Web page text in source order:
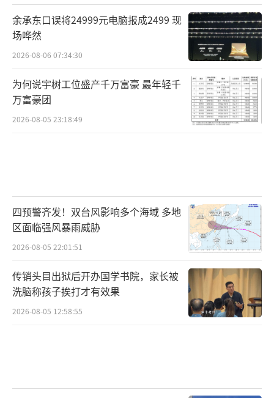
余承东口误将24999元电脑报成2499 现
场哗然
2026-08-06 07:34:30
为何说宇树工位盛产千万富豪 最年轻千
万富豪团
2026-08-05 23:18:49
四预警齐发！双台风影响多个海域 多地
区面临强风暴雨威胁
2026-08-05 22:01:51
传销头目出狱后开办国学书院，家长被
洗脑称孩子挨打才有效果
2026-08-05 12:58:55